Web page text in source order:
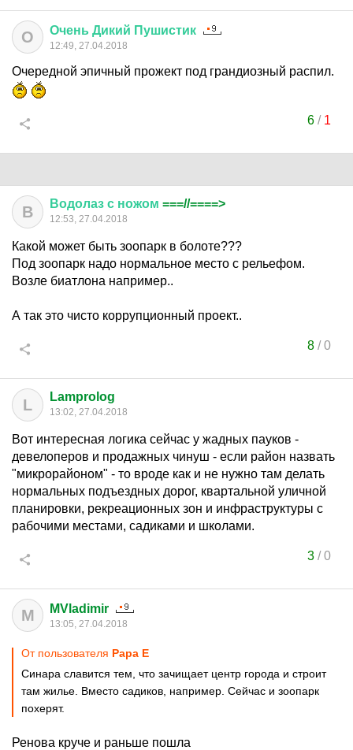
О Очень Дикий Пушистик
12:49, 27.04.2018
Очередной эпичный прожект под грандиозный распил.
6/ 1
В Водолаз с ножом ===//====>
12:53, 27.04.2018
Какой может быть зоопарк в болоте???
Под зоопарк надо нормальное место с рельефом.
Возле биатлона например..
А так это чисто коррупционный проект..
8/0
L Lamprolog
13:02, 27.04.2018
Вот интересная логика сейчас у жадных пауков -
девелоперов и продажных чинуш - если район назвать
"микрорайоном" - то вроде как и не нужно там делать
нормальных подъездных дорог, квартальной уличной
планировки, рекреационных зон и инфраструктуры с
рабочими местами, садиками и школами.
3/0
M MVladimir
13:05, 27.04.2018
От пользователя Papa E
Синара славится тем, что зачищает центр города и строит
там жилье. Вместо садиков, например. Сейчас и зоопарк
похерят.
Ренова круче и раньше пошла